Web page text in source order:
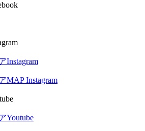
Instagram
MAP Instagram
Youtube